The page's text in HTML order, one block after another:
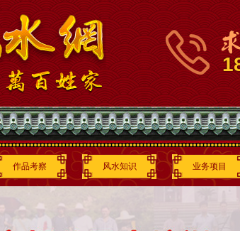
作品考察 风水知识 业务项目